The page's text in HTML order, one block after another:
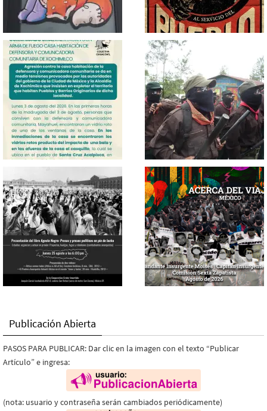
Publicación Abierta
PASOS PARA PUBLICAR: Dar clic en la imagen con el texto “Publicar
Artículo” e ingresa:
(nota: usuario y contraseña serán cambiados periódicamente)